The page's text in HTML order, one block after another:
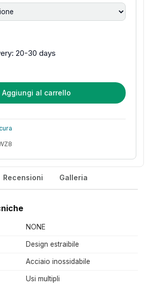
20-30 days
per Cucina, Armadietto Portaoggetti
Aggiungi al carrello
Recensioni Galleria
NONE
Design estraibile
Acciaio inossidabile
Usi multipli